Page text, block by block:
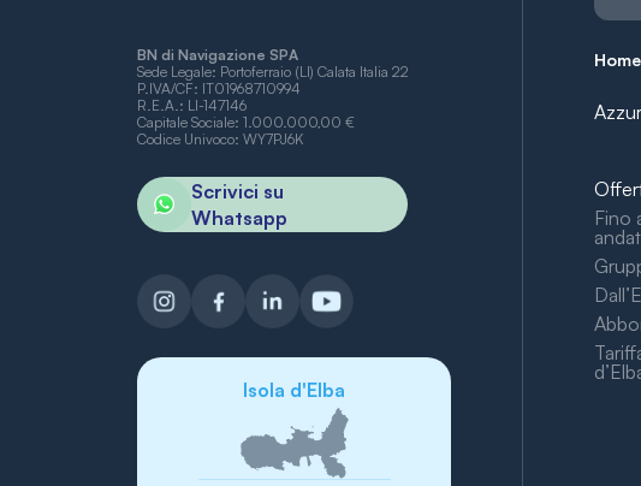
BN di Navigazione SPA
Sede Legale: Portoferraio (LI) Calata Italia 22
P.IVA/CF: IT01968710994
R.E.A.: LI-147146
Capitale Sociale: 1.000.000,00 €
Codice Univoco: WY7PJ6K
Scrivici su
Whatsapp
Isola d'Elba
Home
Fino